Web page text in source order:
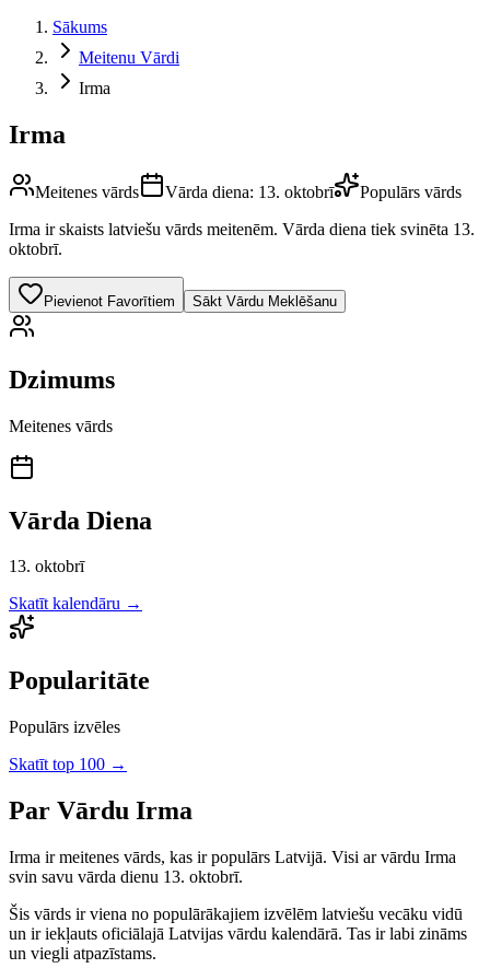
Sākums
Meitenu Vārdi
Irma
Irma
Meitenes vārds Vārda diena: 13. oktobrī
Populārs vārds
Irma ir skaists latviešu vārds meitenēm. Vārda diena tiek svinēta 13.
oktobrī.
Pievienot Favorītiem Sākt Vārdu Meklēšanu
Dzimums
Meitenes vārds
Vārda Diena
13. oktobrī
Skatīt kalendāru →
Popularitāte
Populārs izvēles
Skatīt top 100 →
Par Vārdu Irma
Irma irmeitenes vārds, kas ir populārs Latvijā. Visi ar vārdu Irma
svin savu vārda dienu 13. oktobrī.
Šis vārds ir viena no populārākajiem izvēlēm latviešu vecāku vidū
un ir iekļauts oficiālajā Latvijas vārdu kalendārā. Tas ir labi zināms
un viegli atpazīstams.